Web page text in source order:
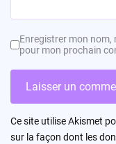
Enregistrer mon nom,
pour mon prochain
Ce site utilise Akismet
sur la façon dont les